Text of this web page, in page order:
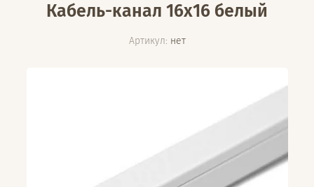
Кабель-канал 16х16 белый
Артикул: нет